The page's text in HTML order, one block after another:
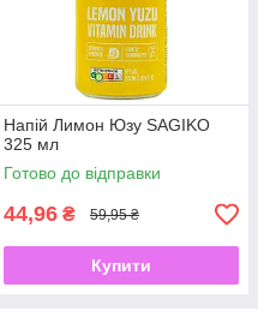
Напій Лимон Юзу SAGIKO
325 мл
Готово до відправки
44,96 ₴ 59,95 ₴
Купити